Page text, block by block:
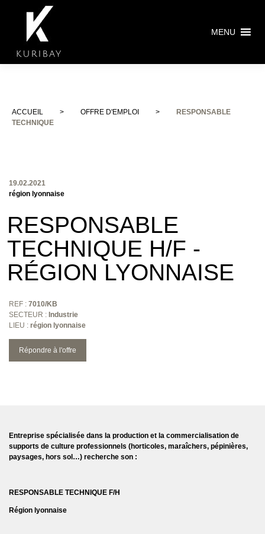
MENU
ACCUEIL > OFFRE D'EMPLOI >
RESPONSABLE
TECHNIQUE
19.02.2021
région lyonnaise
RESPONSABLE
TECHNIQUE H/F -
RÉGION LYONNAISE
REF : 7010/KB
SECTEUR : Industrie
LIEU : région lyonnaise
Répondre à l'offre
Entreprise spécialisée dans la production et la commercialisation de
supports de culture professionnels (horticoles, maraîchers, pépinières,
paysages, hors sol…) recherche son :
RESPONSABLE TECHNIQUE F/H
Région lyonnaise